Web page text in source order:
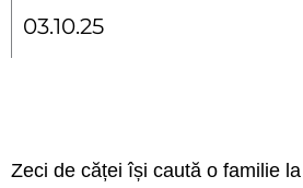
03.10.25
Zeci de căței își caută o familie